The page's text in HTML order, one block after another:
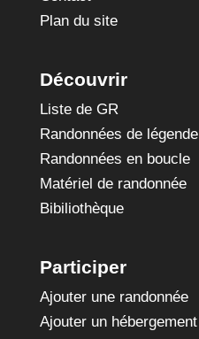
Plan du site
Découvrir
Liste de GR
Randonnées de légende
Randonnées en boucle
Matériel de randonnée
Bibiliothèque
Participer
Ajouter une randonnée
Ajouter un hébergement